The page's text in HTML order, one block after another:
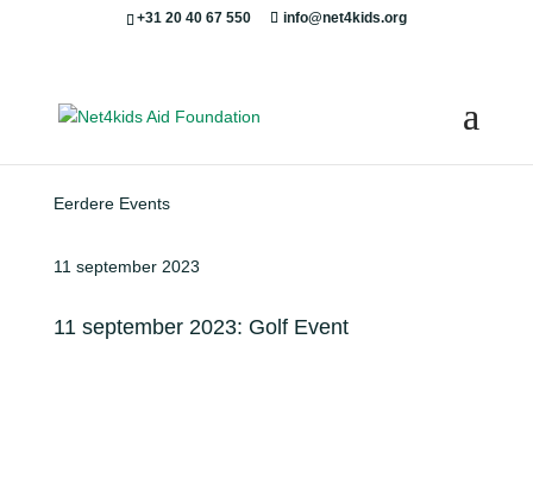
+31 20 40 67 550 info@net4kids.org
Eerdere Events
11 september 2023
11 september 2023: Golf Event